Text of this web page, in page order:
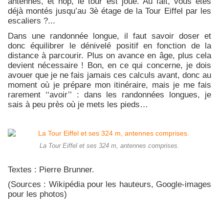
déjà montés jusqu’au 3è étage de la Tour Eiffel par les
escaliers ?...
Dans une randonnée longue, il faut savoir doser et
donc équilibrer le dénivelé positif en fonction de la
distance à parcourir. Plus on avance en âge, plus cela
devient nécessaire ! Bon, en ce qui concerne, je dois
avouer que je ne fais jamais ces calculs avant, donc au
moment où je prépare mon itinéraire, mais je me fais
rarement ‘‘avoir’’ : dans les randonnées longues, je
sais à peu près où je mets les pieds…
La Tour Eiffel et ses 324 m, antennes comprises.
Textes : Pierre Brunner.
(Sources : Wikipédia pour les hauteurs, Google-images
pour les photos)